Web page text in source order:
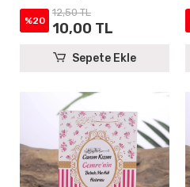
%20
12,50 TL
10,00 TL
Sepete Ekle